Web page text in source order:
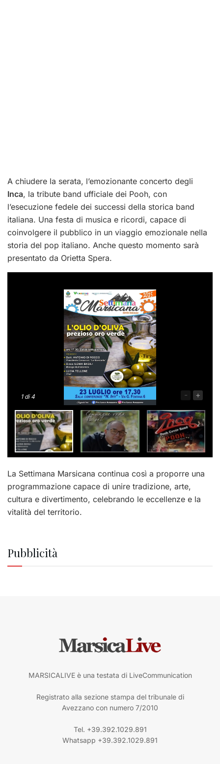
A chiudere la serata, l’emozionante concerto degli
Inca, la tribute band ufficiale dei Pooh, con
l’esecuzione fedele dei successi della storica band
italiana. Una festa di musica e ricordi, capace di
coinvolgere il pubblico in un viaggio emozionale nella
storia del pop italiano. Anche questo momento sarà
presentato da Orietta Spera.
1di 4 - +
La Settimana Marsicana continua così a proporre una
programmazione capace di unire tradizione, arte,
cultura e divertimento, celebrando le eccellenze e la
vitalità del territorio.
Pubblicità
MARSICALIVE è una testata di LiveCommunication
Registrato alla sezione stampa del tribunale di
Avezzano con numero 7/2010
Tel. +39.392.1029.891
Whatsapp +39.392.1029.891